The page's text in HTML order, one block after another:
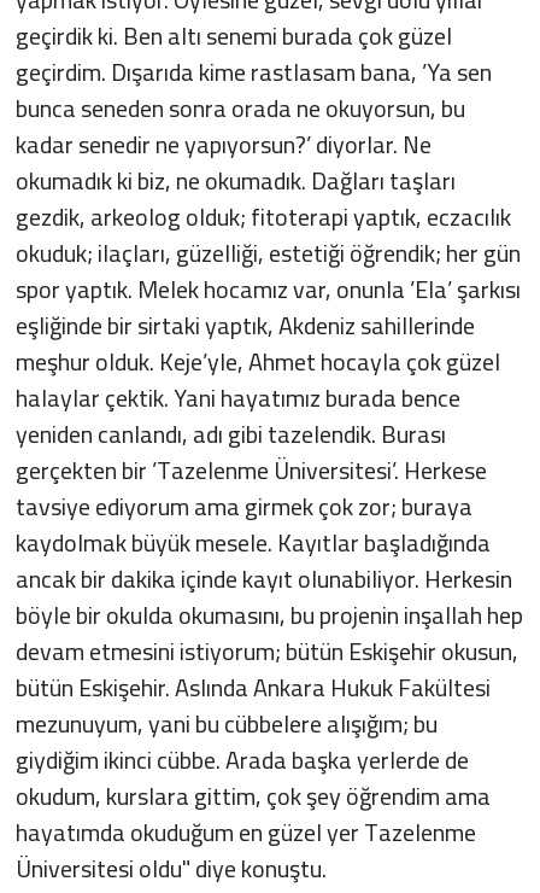
geçirdik ki. Ben altı senemi burada çok güzel
geçirdim. Dışarıda kime rastlasam bana, ’Ya sen
bunca seneden sonra orada ne okuyorsun, bu
kadar senedir ne yapıyorsun?’ diyorlar. Ne
okumadık ki biz, ne okumadık. Dağları taşları
gezdik, arkeolog olduk; fitoterapi yaptık, eczacılık
okuduk; ilaçları, güzelliği, estetiği öğrendik; her gün
spor yaptık. Melek hocamız var, onunla ’Ela’ şarkısı
eşliğinde bir sirtaki yaptık, Akdeniz sahillerinde
meşhur olduk. Keje’yle, Ahmet hocayla çok güzel
halaylar çektik. Yani hayatımız burada bence
yeniden canlandı, adı gibi tazelendik. Burası
gerçekten bir ’Tazelenme Üniversitesi’. Herkese
tavsiye ediyorum ama girmek çok zor; buraya
kaydolmak büyük mesele. Kayıtlar başladığında
ancak bir dakika içinde kayıt olunabiliyor. Herkesin
böyle bir okulda okumasını, bu projenin inşallah hep
devam etmesini istiyorum; bütün Eskişehir okusun,
bütün Eskişehir. Aslında Ankara Hukuk Fakültesi
mezunuyum, yani bu cübbelere alışığım; bu
giydiğim ikinci cübbe. Arada başka yerlerde de
okudum, kurslara gittim, çok şey öğrendim ama
hayatımda okuduğum en güzel yer Tazelenme
Üniversitesi oldu" diye konuştu.